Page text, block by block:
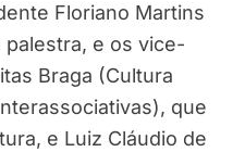
Floriano Martins
e os vice-
Braga (Cultura
que
e Luiz Cláudio de